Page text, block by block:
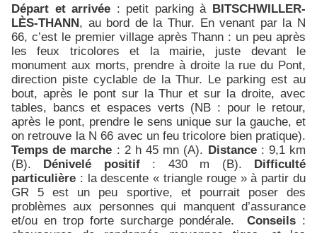
Départ et arrivée : petit parking à BITSCHWILLER-
LÈS-THANN, au bord de la Thur. En venant par la N
66, c’est le premier village après Thann : un peu après
les feux tricolores et la mairie, juste devant le
monument aux morts, prendre à droite la rue du Pont,
direction piste cyclable de la Thur. Le parking est au
bout, après le pont sur la Thur et sur la droite, avec
tables, bancs et espaces verts (NB : pour le retour,
après le pont, prendre le sens unique sur la gauche, et
on retrouve la N 66 avec un feu tricolore bien pratique).
Temps de marche : 2 h 45 mn (A). Distance : 9,1 km
(B). Dénivelé positif: 430 m (B). Difficulté
particulière : la descente « triangle rouge » à partir du
GR 5 est un peu sportive, et pourrait poser des
problèmes aux personnes qui manquent d’assurance
et/ou en trop forte surcharge pondérale.Conseils :